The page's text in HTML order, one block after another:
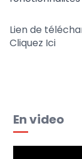
Lien de
Cliquez Ici
En video